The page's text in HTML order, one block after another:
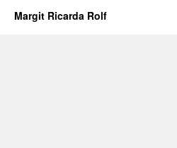
Margit Ricarda Rolf